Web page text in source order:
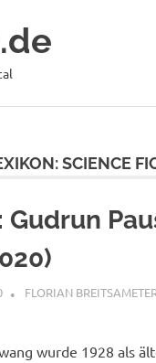
SCIENCE
Gudrun
FLORIAN
wurde 1928 als